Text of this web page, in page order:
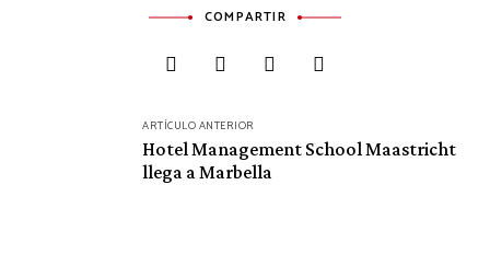
COMPARTIR
ARTÍCULO ANTERIOR
Hotel Management School Maastricht
llega a Marbella